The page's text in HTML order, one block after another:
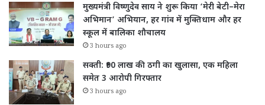
मुख्यमंत्री विष्णुदेव साय ने शुरू किया ‘मेरी बेटी–मेरा
अभिमान’ अभियान, हर गांव में मुक्तिधाम और हर
स्कूल में बालिका शौचालय
3 hours ago
सक्ती: ₹90 लाख की ठगी का खुलासा, एक महिला
समेत 3 आरोपी गिरफ्तार
3 hours ago